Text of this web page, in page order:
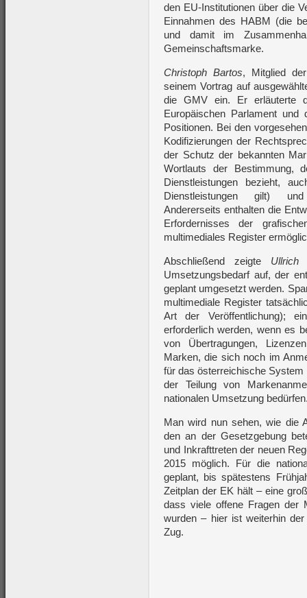
den EU-Institutionen über die
Einnahmen des HABM (die
und damit im
Gemeinschaftsmarke.
Christoph Bartos, Mitglied
seinem Vortrag auf
die GMV ein. Er erläuterte
Europäischen Parlament und
Positionen. Bei den
Kodifizierungen der
der Schutz der bekannten
Wortlauts der Bestimmung,
Dienstleistungen bezieht,
Dienstleistungen gilt) und
Andererseits enthalten die
Erfordernisses der
multimediales Register
Abschließend zeigte Ullrich
Umsetzungsbedarf auf, der
geplant umgesetzt werden.
multimediale Register
Art der Veröffentlichung);
erforderlich werden, wenn es
von Übertragungen,
Marken, die sich noch im
für das österreichische System
der Teilung von
nationalen Umsetzung
Man wird nun sehen, wie die
den an der Gesetzgebung
und Inkrafttreten der neuen
2015 möglich. Für die
geplant, bis spätestens
Zeitplan der EK hält – eine
dass viele offene Fragen der
wurden – hier ist weiterhin
Zug.